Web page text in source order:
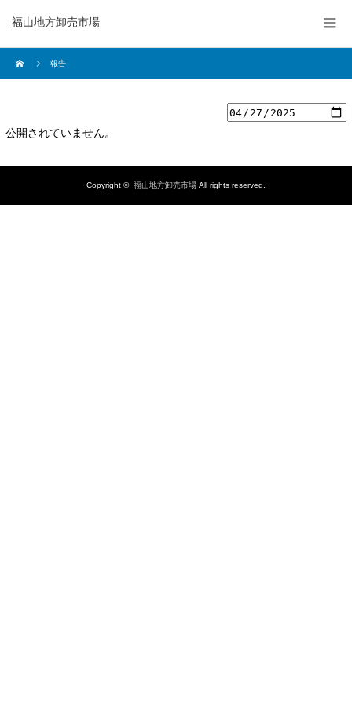
福山地方卸売市場
報告
公開されていません。
Copyright © 福山地方卸売市場 All rights reserved.